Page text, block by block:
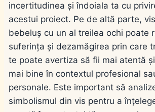
incertitudinea și îndoiala ta cu
acestui proiect. Pe de altă parte,
bebeluș cu un al treilea ochi poate
suferința și dezamăgirea prin care
te poate avertiza să fii mai atentă
mai bine în contextul profesional
personale. Este important să
simbolismul din vis pentru a